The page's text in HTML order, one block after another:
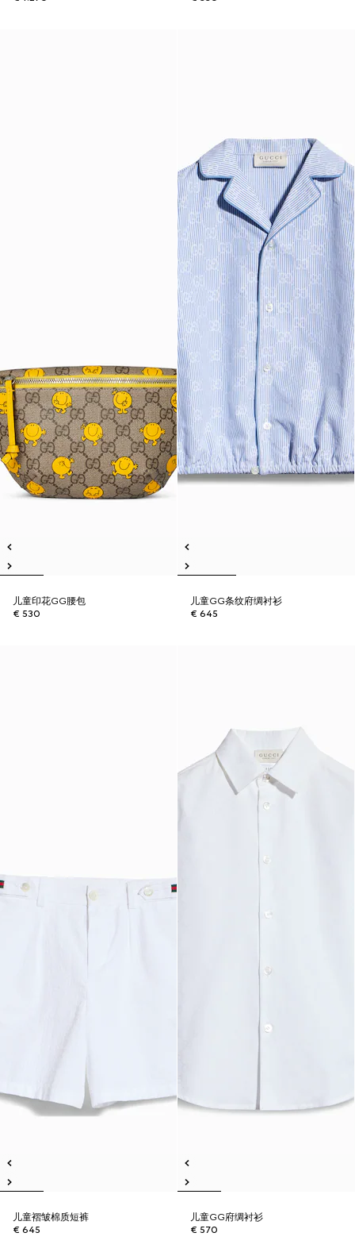
儿童印花GG腰包
€ 530
儿童GG条纹府绸衬衫
€ 645
儿童褶皱棉质短裤
€ 645
儿童GG府绸衬衫
€ 570